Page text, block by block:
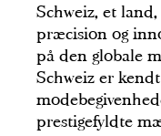
Schweiz, et
præcision og
på den globale
Schweiz er
prestigefyldte